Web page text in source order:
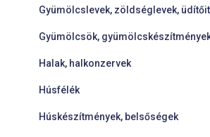
Gyümölcslevek, zöldséglevek,
Gyümölcsök,
Halak, halkonzervek
Húsfélék
Húskészítmények, belsőségek